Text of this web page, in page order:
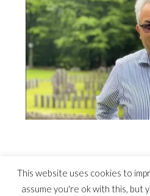
This website uses cookies to
assume you're ok with this, but